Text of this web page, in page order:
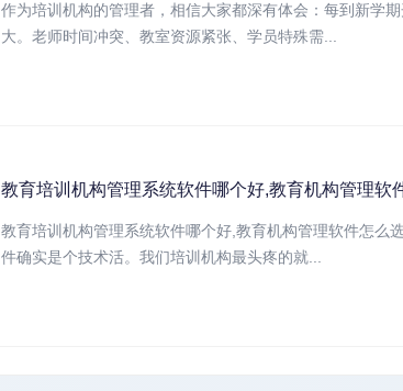
作为培训机构的管理者，相信大家都深有体会：每到新学
大。老师时间冲突、教室资源紧张、学员特殊需...
教育培训机构管理系统软件哪个好,教育机构管理软
教育培训机构管理系统软件哪个好,教育机构管理软件怎么
件确实是个技术活。我们培训机构最头疼的就...